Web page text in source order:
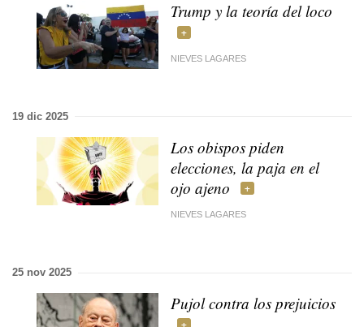
Trump y la teoría del loco
NIEVES LAGARES
19 dic 2025
Los obispos piden
elecciones, la paja en el
ojo ajeno
NIEVES LAGARES
25 nov 2025
Pujol contra los prejuicios